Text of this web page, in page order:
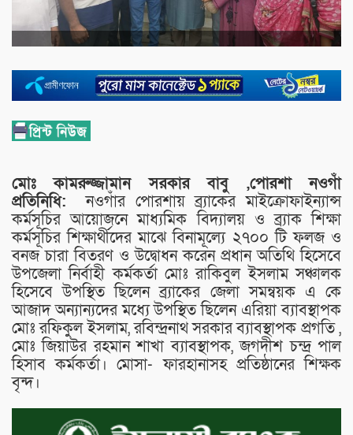
মোঃ কামরুজ্জামান সরকার বাবু ,পোরশা নওগাঁ
প্রতিনিধি: নওগাঁর পোরশায় ব্র্যাকের মাইক্রোফাইন্যান্স
কর্মসূচির আয়োজনে মাধ্যমিক বিদ্যালয় ও ব্র্যাক শিক্ষা
কর্মসূচির শিক্ষার্থীদের মাঝে বিনামূল্যে ২৭০০ টি ফলজ ও
বনজ চারা বিতরণ ও উদ্বোধন করেন প্রধান অতিথি হিসেবে
উপজেলা নির্বাহী কর্মকর্তা মোঃ রাকিবুল ইসলাম সঞ্চালক
হিসেবে উপস্থিত ছিলেন ব্র্যাকের জেলা সমন্বয়ক এ কে
আজাদ অন্যান্যদের মধ্যে উপস্থিত ছিলেন এরিয়া ব্যাবস্থাপক
মোঃ রফিকুল ইসলাম, রবিন্দ্রনাথ সরকার ব্যাবস্থাপক প্রগতি ,
মোঃ জিয়াউর রহমান শাখা ব্যাবস্থাপক, জগদীশ চন্দ্র পাল
হিসাব কর্মকর্তা। মোসা- ফারহানাসহ প্রতিষ্ঠানের শিক্ষক
বৃন্দ।